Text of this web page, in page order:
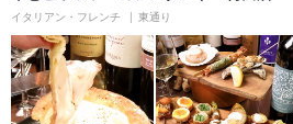
イタリアン・フレンチ 東通り